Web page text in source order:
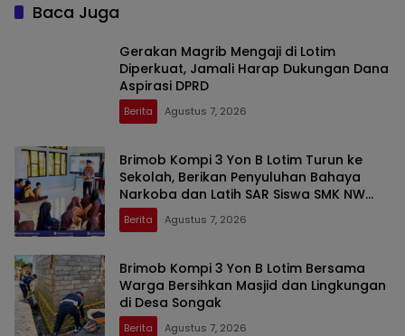
Baca Juga
Gerakan Magrib Mengaji di Lotim
Diperkuat, Jamali Harap Dukungan Dana
Aspirasi DPRD
Berita Agustus 7, 2026
Brimob Kompi 3 Yon B Lotim Turun ke
Sekolah, Berikan Penyuluhan Bahaya
Narkoba dan Latih SAR Siswa SMK NW
Benteng
Berita Agustus 7, 2026
Brimob Kompi 3 Yon B Lotim Bersama
Warga Bersihkan Masjid dan Lingkungan
di Desa Songak
Berita Agustus 7, 2026